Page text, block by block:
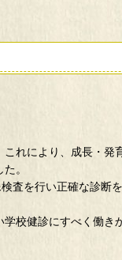
れにより、成長・発
。
査を行い正確な診断
校健診にすべく働き